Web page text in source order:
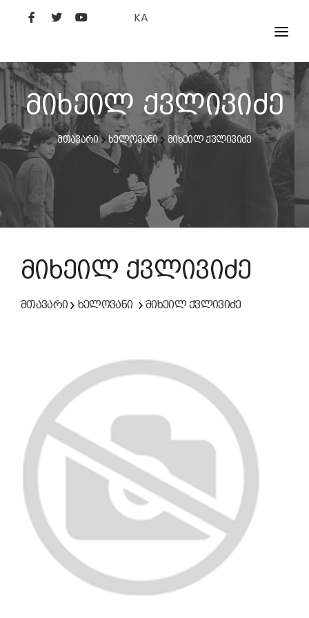
KA
ᲤᲘᲚᲛᲔᲑᲘ
ᲮᲔᲚᲝᲕᲐᲜᲘ
ᲙᲘᲜᲝᲡᲢᲣᲓᲘᲐ
ᲙᲘᲜᲝᲐᲙᲐᲓᲔᲛᲘᲐ
მიხეილ ქვლივიძე
მთავარი ხელოვანი მიხეილ ქვლივიძე
მიხეილ ქვლივიძე
მთავარი ხელოვანი მიხეილ ქვლივიძე